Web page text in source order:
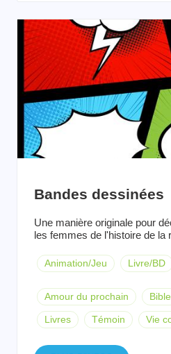
Bandes dessinées
Une manière originale pour
les femmes de l'histoire de la
Animation/Jeu Livre/BD
Amour du prochain Bible
Livres Témoin Vie